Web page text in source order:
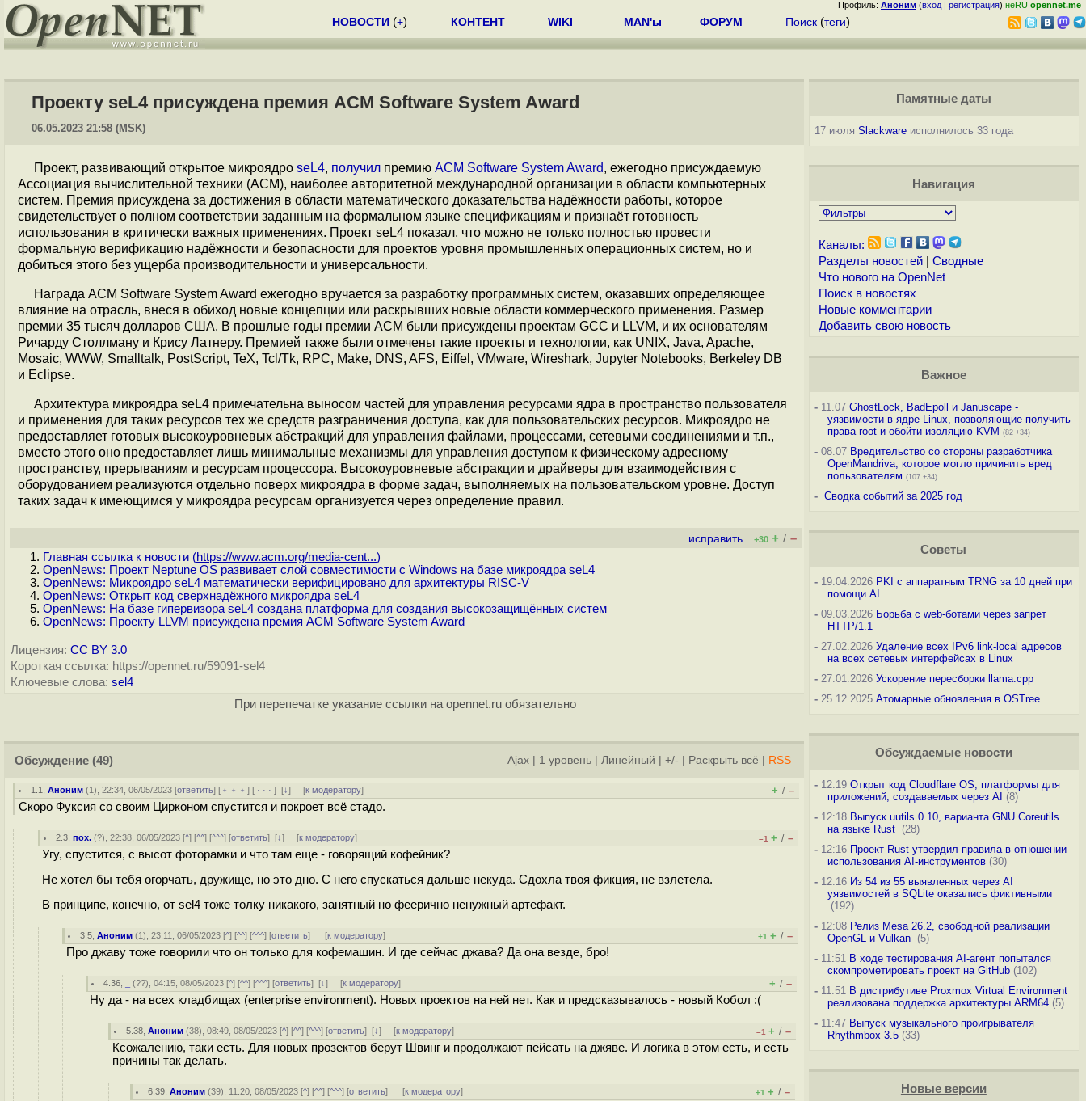
Профиль: Аноним (вход | регистрация) неRU opennet.me
НОВОСТИ (+) КОНТЕНТ WIKI MAN'ы ФОРУМ Поиск (теги)
Проекту seL4 присуждена премия ACM Software System Award
06.05.2023 21:58 (MSK)
Проект, развивающий открытое микроядро seL4, получил премию ACM Software System Award, ежегодно присуждаемую
Ассоциация вычислительной техники (ACM), наиболее авторитетной международной организации в области компьютерных
систем. Премия присуждена за достижения в области математического доказательства надёжности работы, которое
свидетельствует о полном соответствии заданным на формальном языке спецификациям и признаёт готовность
использования в критически важных применениях. Проект seL4 показал, что можно не только полностью провести
формальную верификацию надёжности и безопасности для проектов уровня промышленных операционных систем, но и
добиться этого без ущерба производительности и универсальности.
Награда ACM Software System Award ежегодно вручается за разработку программных систем, оказавших определяющее
влияние на отрасль, внеся в обиход новые концепции или раскрывших новые области коммерческого применения. Размер
премии 35 тысяч долларов США. В прошлые годы премии ACM были присуждены проектам GCC и LLVM, и их основателям
Ричарду Столлману и Крису Латнеру. Премией также были отмечены такие проекты и технологии, как UNIX, Java, Apache,
Mosaic, WWW, Smalltalk, PostScript, TeX, Tcl/Tk, RPC, Make, DNS, AFS, Eiffel, VMware, Wireshark, Jupyter Notebooks, Berkeley DB
и Eclipse.
Архитектура микроядра seL4 примечательна выносом частей для управления ресурсами ядра в пространство пользователя
и применения для таких ресурсов тех же средств разграничения доступа, как для пользовательских ресурсов. Микроядро не
предоставляет готовых высокоуровневых абстракций для управления файлами, процессами, сетевыми соединениями и т.п.,
вместо этого оно предоставляет лишь минимальные механизмы для управления доступом к физическому адресному
пространству, прерываниям и ресурсам процессора. Высокоуровневые абстракции и драйверы для взаимодействия с
оборудованием реализуются отдельно поверх микроядра в форме задач, выполняемых на пользовательском уровне. Доступ
таких задач к имеющимся у микроядра ресурсам организуется через определение правил.
исправить +30 + / –
Главная ссылка к новости (https://www.acm.org/media-cent...)
OpenNews: Проект Neptune OS развивает слой совместимости с Windows на базе микроядра seL4
OpenNews: Микроядро seL4 математически верифицировано для архитектуры RISC-V
OpenNews: Открыт код сверхнадёжного микроядра seL4
OpenNews: На базе гипервизора seL4 создана платформа для создания высокозащищённых систем
OpenNews: Проекту LLVM присуждена премия ACM Software System Award
Лицензия: CC BY 3.0
Короткая ссылка: https://opennet.ru/59091-sel4
Ключевые слова: sel4
При перепечатке указание ссылки на opennet.ru обязательно
Обсуждение (49) Ajax 1 уровень Линейный +/- Раскрыть всё RSS
1.1 ,Аноним (1), 22:34, 06/05/2023 [ответить] [ ﹢﹢﹢] [ · · ·][↓] [к модератору] + / –
Скоро Фуксия со своим Цирконом спустится и покроет всё стадо.
2.3 ,пох. (?), 22:38, 06/05/2023 [^] [^^] [^^^] [ответить][↓] [к модератору] –1 + / –
Угу, спустится, с высот фоторамки и что там еще - говорящий кофейник?
Не хотел бы тебя огорчать, дружище, но это дно. С него спускаться дальше некуда. Сдохла твоя фикция, не взлетела.
В принципе, конечно, от sel4 тоже толку никакого, занятный но феерично ненужный артефакт.
3.5 ,Аноним (1), 23:11, 06/05/2023 [^] [^^] [^^^] [ответить] [к модератору] +1 + / –
Про джаву тоже говорили что он только для кофемашин. И где сейчас джава? Да она везде, бро!
4.36 (??), 04:15, 08/05/2023 [^] [^^] [^^^] [ответить][↓] [к модератору] + / –
Ну да - на всех кладбищах (enterprise environment). Новых проектов на ней нет. Как и предсказывалось - новый Кобол :(
5.38 ,Аноним (38), 08:49, 08/05/2023 [^] [^^] [^^^] [ответить][↓] [к модератору] –1 + / –
Ксожалению, таки есть. Для новых прозектов берут Швинг и продолжают пейсать на джяве. И логика в этом есть, и есть
причины так делать.
6.39 ,Аноним (39), 11:20, 08/05/2023 [^] [^^] [^^^] [ответить] [к модератору] +1 + / –
Памятные даты
17 июля Slackwareисполнилось 33 года
Навигация
Каналы:
Разделы новостей| Сводные
Что нового на OpenNet
Поиск в новостях
Новые комментарии
Добавить свою новость
Важное
-11.07 GhostLock, BadEpoll и Januscape -
уязвимости в ядре Linux, позволяющие получить
права root и обойти изоляцию KVM (82 +34)
-08.07 Вредительство со стороны разработчика
OpenMandriva, которое могло причинить вред
пользователям (107 +34)
- Сводка событий за 2025 год
Советы
-19.04.2026 PKI с аппаратным TRNG за 10 дней при
помощи AI
-09.03.2026 Борьба с web-ботами через запрет
HTTP/1.1
-27.02.2026 Удаление всех IPv6 link-local адресов
на всех сетевых интерфейсах в Linux
-27.01.2026 Ускорение пересборки llama.cpp
-25.12.2025 Атомарные обновления в OSTree
Обсуждаемые новости
-12:19 Открыт код Cloudflare OS, платформы для
приложений, создаваемых через AI (8)
-12:18 Выпуск uutils 0.10, варианта GNU Coreutils
на языке Rust (28)
-12:16 Проект Rust утвердил правила в отношении
использования AI-инструментов(30)
-12:16 Из 54 из 55 выявленных через AI
уязвимостей в SQLite оказались фиктивными
(192)
-12:08 Релиз Mesa 26.2, свободной реализации
OpenGL и Vulkan (5)
-11:51 В ходе тестирования AI-агент попытался
скомпрометировать проект на GitHub(102)
-11:51 В дистрибутиве Proxmox Virtual Environment
реализована поддержка архитектуры ARM64(5)
-11:47 Выпуск музыкального проигрывателя
Rhythmbox 3.5(33)
Новые версии